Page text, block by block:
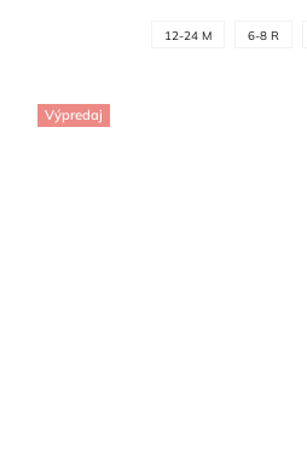
12-24 M 6-8 R
Výpredaj